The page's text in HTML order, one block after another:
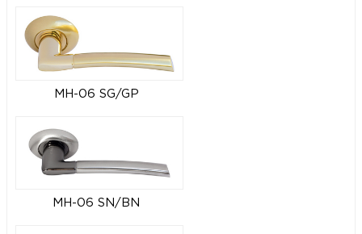
MH-06 SG/GP
MH-06 SN/BN